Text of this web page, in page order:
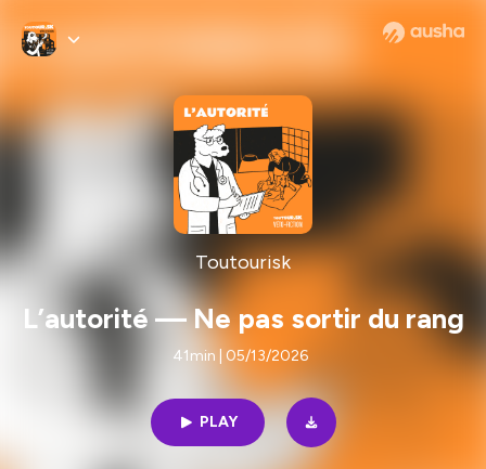
Toutourisk
L’autorité — Ne pas sortir du rang
41min | 05/13/2026
PLAY